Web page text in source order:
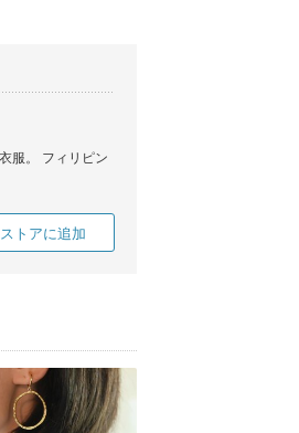
服。 フィリピン
トアに追加